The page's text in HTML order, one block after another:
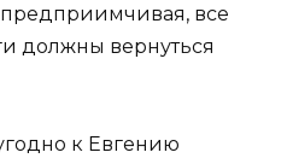
все
должны вернуться
к Евгению